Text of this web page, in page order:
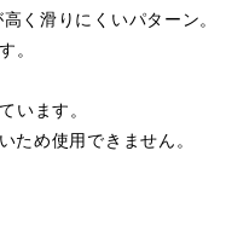
く滑りにくいパターン。
。
います。
ため使用できません。